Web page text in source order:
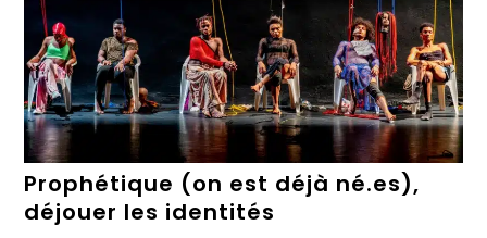
Prophétique (on est déjà né.es),
déjouer les identités